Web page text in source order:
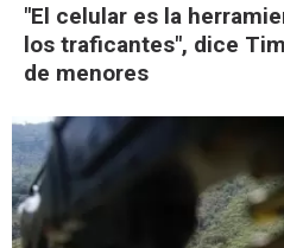
"El celular es la
los traficantes", dice
de menores